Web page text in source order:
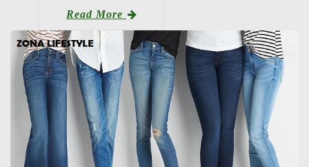
Read More